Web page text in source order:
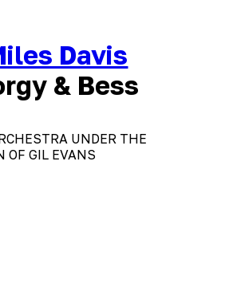
Davis
& Bess
UNDER THE
OF GIL EVANS